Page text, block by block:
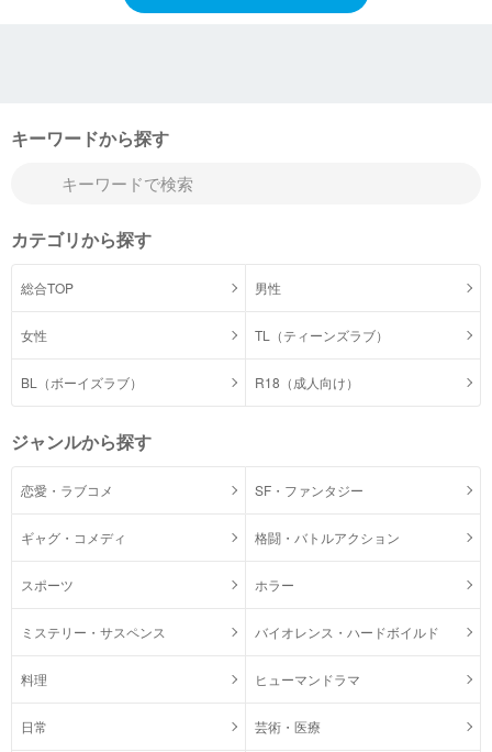
キーワードから探す
カテゴリから探す
総合TOP 男性
女性 TL（ティーンズラブ）
BL（ボーイズラブ） R18（成人向け）
ジャンルから探す
恋愛・ラブコメ SF・ファンタジー
ギャグ・コメディ 格闘・バトルアクション
スポーツ ホラー
ミステリー・サスペンス バイオレンス・ハードボイルド
料理 ヒューマンドラマ
日常 芸術・医療